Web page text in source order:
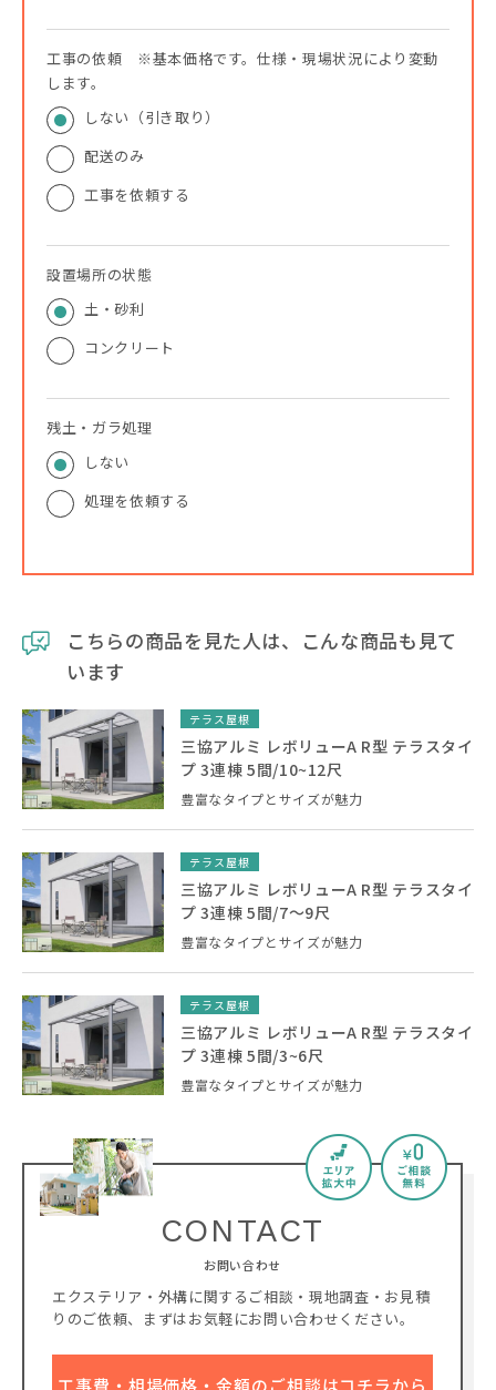
工事の依頼 ※基本価格です。仕様・現場状況により変動
します。
しない（引き取り）
配送のみ
工事を依頼する
設置場所の状態
土・砂利
コンクリート
残土・ガラ処理
しない
処理を依頼する
こちらの商品を見た人は、こんな商品も見て
います
テラス屋根
三協アルミ レボリューA R型 テラスタイ
プ 3連棟 5間/10~12尺
豊富なタイプとサイズが魅力
テラス屋根
三協アルミ レボリューA R型 テラスタイ
プ 3連棟 5間/7～9尺
豊富なタイプとサイズが魅力
テラス屋根
三協アルミ レボリューA R型 テラスタイ
プ 3連棟 5間/3~6尺
豊富なタイプとサイズが魅力
CONTACT
お問い合わせ
エクステリア・外構に関するご相談・現地調査・お見積
りのご依頼、
まずはお気軽にお問い合わせください。
工事費・相場価格・金額のご相談はコチラから